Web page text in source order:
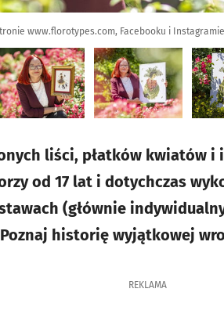
www.florotypes.com, Facebooku i Instagramie
liści, płatków kwiatów
od 17 lat i dotychczas
(głównie
historię wyjątkowej
REKLAMA